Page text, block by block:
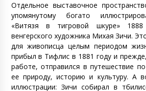
Отдельное выставочное
упомянутому богато
«Витязя в тигровой шкуре» 1888
венгерского художника Михая Зичи.
для живописца целым периодом
прибыл в Тифлис в 1881 году и
работе, отправился в путешествие
ее природу, историю и культуру. А
иллюстрации: Зичи собирал в